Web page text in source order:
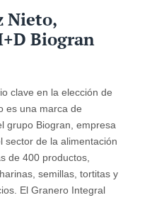
Nieto,
Biogran
clave en la elección de
es una marca de
grupo Biogran, empresa
sector de la alimentación
de 400 productos,
semillas, tortitas y
El Granero Integral